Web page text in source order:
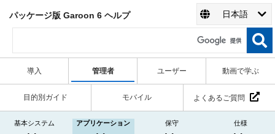
パッケージ版 Garoon 6 ヘルプ 日本語
導入 管理者 ユーザー 動画で学ぶ
目的別ガイド モバイル よくあるご質問
基本システム アプリケーション 保守 仕様